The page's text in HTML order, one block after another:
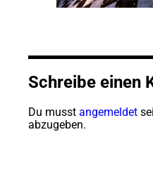
Schreibe einen
Du musst angemeldet
abzugeben.